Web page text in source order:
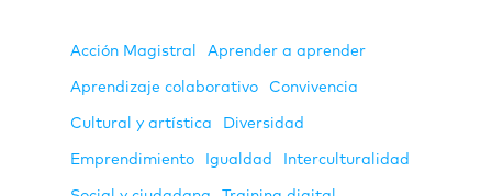
Acción Magistral Aprender a aprender
Aprendizaje colaborativo Convivencia
Cultural y artística Diversidad
Emprendimiento Igualdad Interculturalidad